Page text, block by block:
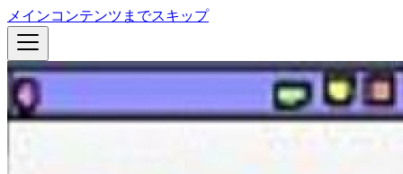
メインコンテンツまでスキップ